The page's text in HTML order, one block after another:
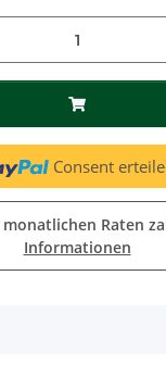
Consent
Raten
Informationen